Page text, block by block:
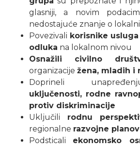
glasniji, a novim
nedostajuće znanje o
Povezivali korisnike
odluka na lokalnom nivou
Osnažili civilno
organizacije žena, mladih i
Doprineli
uključenosti, rodne
protiv diskriminacije
Uključili rodnu
regionalne razvojne
Podsticali ekonomsko